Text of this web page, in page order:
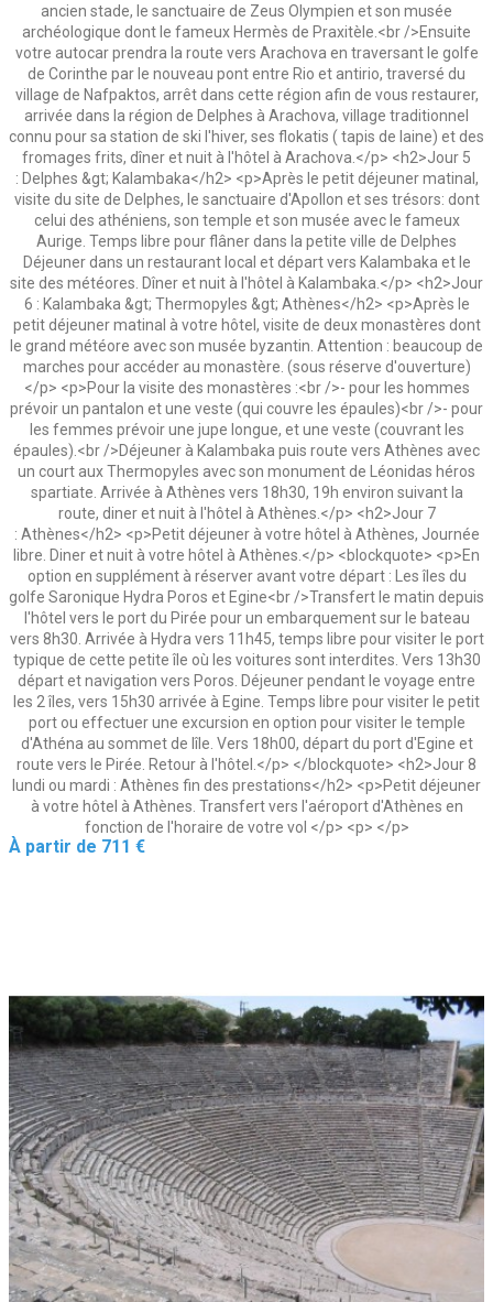
ancien stade, le sanctuaire de Zeus Olympien et son musée
archéologique dont le fameux Hermès de Praxitèle.<br />Ensuite
votre autocar prendra la route vers Arachova en traversant le golfe
de Corinthe par le nouveau pont entre Rio et antirio, traversé du
village de Nafpaktos, arrêt dans cette région afin de vous restaurer,
arrivée dans la région de Delphes à Arachova, village traditionnel
connu pour sa station de ski l'hiver, ses flokatis ( tapis de laine) et des
fromages frits, dîner et nuit à l'hôtel à Arachova.</p> <h2>Jour 5
: Delphes &gt; Kalambaka</h2> <p>Après le petit déjeuner matinal,
visite du site de Delphes, le sanctuaire d'Apollon et ses trésors: dont
celui des athéniens, son temple et son musée avec le fameux
Aurige. Temps libre pour flâner dans la petite ville de Delphes
Déjeuner dans un restaurant local et départ vers Kalambaka et le
site des météores. Dîner et nuit à l'hôtel à Kalambaka.</p> <h2>Jour
6 : Kalambaka &gt; Thermopyles &gt; Athènes</h2> <p>Après le
petit déjeuner matinal à votre hôtel, visite de deux monastères dont
le grand météore avec son musée byzantin. Attention : beaucoup de
marches pour accéder au monastère. (sous réserve d'ouverture)
</p> <p>Pour la visite des monastères :<br />- pour les hommes
prévoir un pantalon et une veste (qui couvre les épaules)<br />- pour
les femmes prévoir une jupe longue, et une veste (couvrant les
épaules).<br />Déjeuner à Kalambaka puis route vers Athènes avec
un court aux Thermopyles avec son monument de Léonidas héros
spartiate. Arrivée à Athènes vers 18h30, 19h environ suivant la
route, diner et nuit à l'hôtel à Athènes.</p> <h2>Jour 7
: Athènes</h2> <p>Petit déjeuner à votre hôtel à Athènes, Journée
libre. Diner et nuit à votre hôtel à Athènes.</p> <blockquote> <p>En
option en supplément à réserver avant votre départ : Les îles du
golfe Saronique Hydra Poros et Egine<br />Transfert le matin depuis
l'hôtel vers le port du Pirée pour un embarquement sur le bateau
vers 8h30. Arrivée à Hydra vers 11h45, temps libre pour visiter le port
typique de cette petite île où les voitures sont interdites. Vers 13h30
départ et navigation vers Poros. Déjeuner pendant le voyage entre
les 2 îles, vers 15h30 arrivée à Egine. Temps libre pour visiter le petit
port ou effectuer une excursion en option pour visiter le temple
d'Athéna au sommet de lîle. Vers 18h00, départ du port d'Egine et
route vers le Pirée. Retour à l'hôtel.</p> </blockquote> <h2>Jour 8
lundi ou mardi : Athènes fin des prestations</h2> <p>Petit déjeuner
à votre hôtel à Athènes. Transfert vers l'aéroport d'Athènes en
fonction de l'horaire de votre vol </p> <p> </p>
Prix
À partir de 711 €